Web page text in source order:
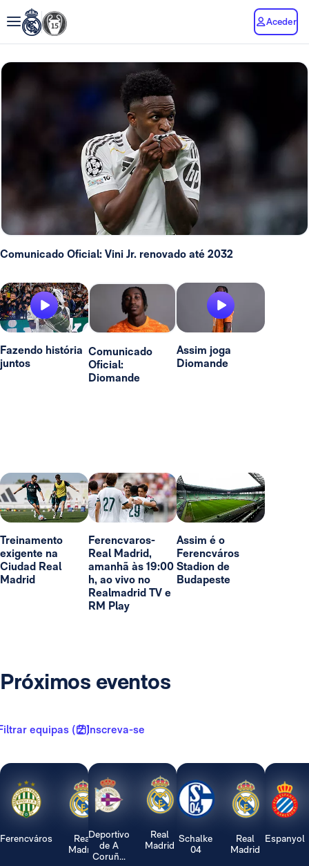
Aceder
Comunicado Oficial: Vini Jr. renovado até 2032
Fazendo história
juntos
Comunicado
Oficial:
Diomande
Assim joga
Diomande
Treinamento
exigente na
Ciudad Real
Madrid
Ferencvaros-
Real Madrid,
amanhã às 19:00
h, ao vivo no
Realmadrid TV e
RM Play
Assim é o
Ferencváros
Stadion de
Budapeste
Próximos eventos
equipas ( 2 )Inscreva-se
Ferencváros
Real
Madrid
Deportivo
de A
Coruñ...
Real
Madrid
Schalke
04
Real
Madrid
Espanyol